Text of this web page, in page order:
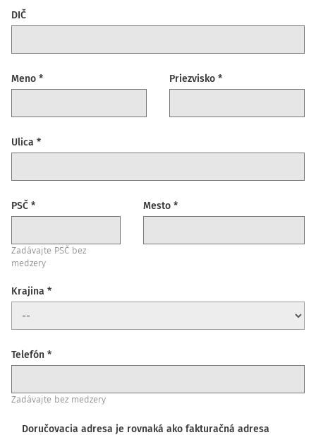
DIČ
Meno * Priezvisko *
Ulica *
PSČ *
Zadávajte PSČ bez
medzery
Mesto *
Krajina *
Telefón *
Zadávajte bez medzery
Doručovacia adresa je rovnaká ako fakturačná adresa